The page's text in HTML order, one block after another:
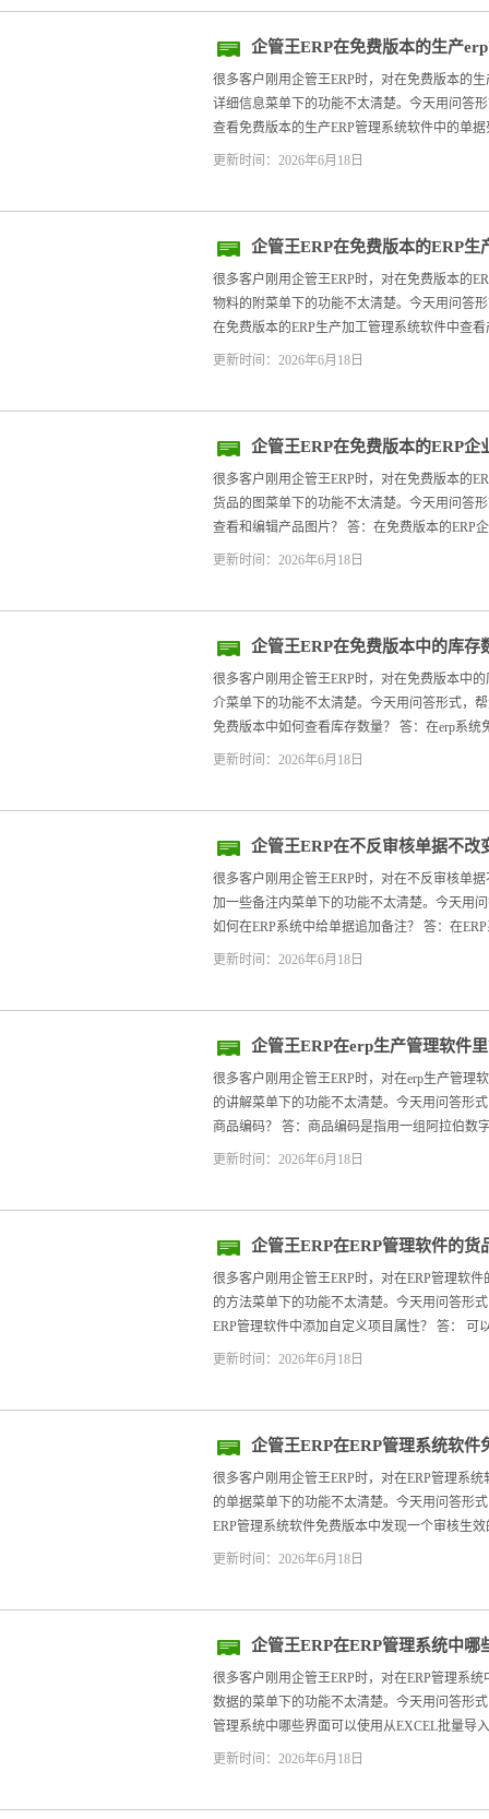
企管王ERP在免费版本的生产
和详细信息
很多客户刚用企管王ERP时，对在免费版本的
详细信息菜单下的功能不太清楚。今天用问答
查看免费版本的生产ERP管理系统软件中的单
更新时间：2026年6月18日
企管王ERP在免费版本的ERP
产品物料的附
很多客户刚用企管王ERP时，对在免费版本的
物料的附菜单下的功能不太清楚。今天用问答
在免费版本的ERP生产加工管理系统软件中查
更新时间：2026年6月18日
企管王ERP在免费版本的ERP
产品货品的图
很多客户刚用企管王ERP时，对在免费版本的
货品的图菜单下的功能不太清楚。今天用问答
查看和编辑产品图片？ 答：在免费版本的ERP
更新时间：2026年6月18日
企管王ERP在免费版本中的库存
念介
很多客户刚用企管王ERP时，对在免费版本中
介菜单下的功能不太清楚。今天用问答形式，
免费版本中如何查看库存数量？ 答：在erp系统
更新时间：2026年6月18日
企管王ERP在不反审核单据不改
追加一些备注内
很多客户刚用企管王ERP时，对在不反审核单
加一些备注内菜单下的功能不太清楚。今天用
如何在ERP系统中给单据追加备注？ 答：在
更新时间：2026年6月18日
企管王ERP在erp生产管理软件
类的讲解
很多客户刚用企管王ERP时，对在erp生产管理
的讲解菜单下的功能不太清楚。今天用问答形
商品编码？ 答：商品编码是指用一组阿拉伯数
更新时间：2026年6月18日
企管王ERP在ERP管理软件的
属性的方法
很多客户刚用企管王ERP时，对在ERP管理软
的方法菜单下的功能不太清楚。今天用问答形
ERP管理软件中添加自定义项目属性？ 答： 可
更新时间：2026年6月18日
企管王ERP在ERP管理系统软
效了的单据
很多客户刚用企管王ERP时，对在ERP管理系
的单据菜单下的功能不太清楚。今天用问答形
ERP管理系统软件免费版本中发现一个审核生
更新时间：2026年6月18日
企管王ERP在ERP管理系统中
入数据的
很多客户刚用企管王ERP时，对在ERP管理系
数据的菜单下的功能不太清楚。今天用问答形
管理系统中哪些界面可以使用从EXCEL批量导
更新时间：2026年6月18日